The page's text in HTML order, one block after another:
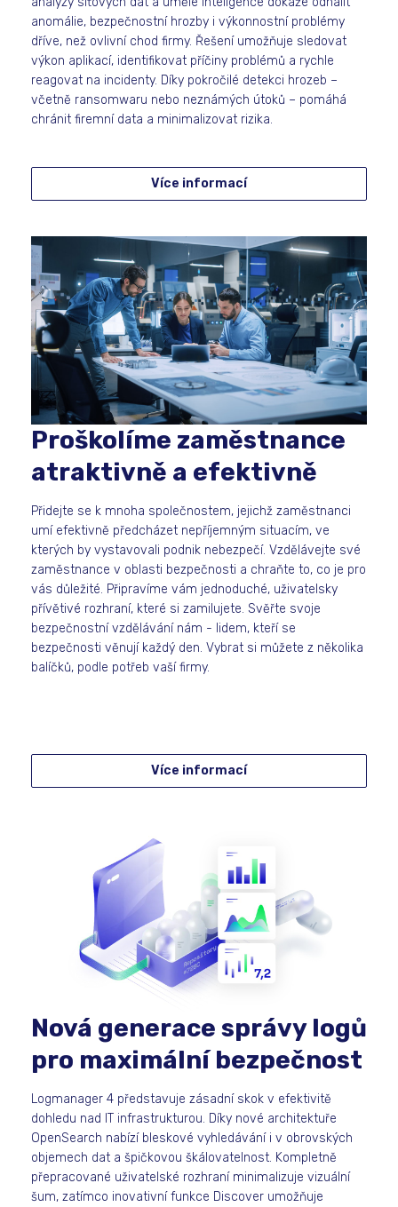
anomálie, bezpečnostní hrozby i výkonnostní problémy
dříve, než ovlivní chod firmy. Řešení umožňuje sledovat
výkon aplikací, identifikovat příčiny problémů a rychle
reagovat na incidenty. Díky pokročilé detekci hrozeb –
včetně ransomwaru nebo neznámých útoků – pomáhá
chránit firemní data a minimalizovat rizika.
Více informací
Proškolíme zaměstnance
atraktivně a efektivně
Přidejte se k mnoha společnostem, jejichž zaměstnanci
umí efektivně předcházet nepříjemným situacím, ve
kterých by vystavovali podnik nebezpečí. Vzdělávejte své
zaměstnance v oblasti bezpečnosti a chraňte to, co je pro
vás důležité. Připravíme vám jednoduché, uživatelsky
přívětivé rozhraní, které si zamilujete. Svěřte svoje
bezpečnostní vzdělávání nám - lidem, kteří se
bezpečnosti věnují každý den. Vybrat si můžete z několika
balíčků, podle potřeb vaší firmy.
Více informací
Nová generace správy logů
pro maximální bezpečnost
Logmanager 4 představuje zásadní skok v efektivitě
dohledu nad IT infrastrukturou. Díky nové architektuře
OpenSearch nabízí bleskové vyhledávání i v obrovských
objemech dat a špičkovou škálovatelnost. Kompletně
přepracované uživatelské rozhraní minimalizuje vizuální
šum, zatímco inovativní funkce Discover umožňuje